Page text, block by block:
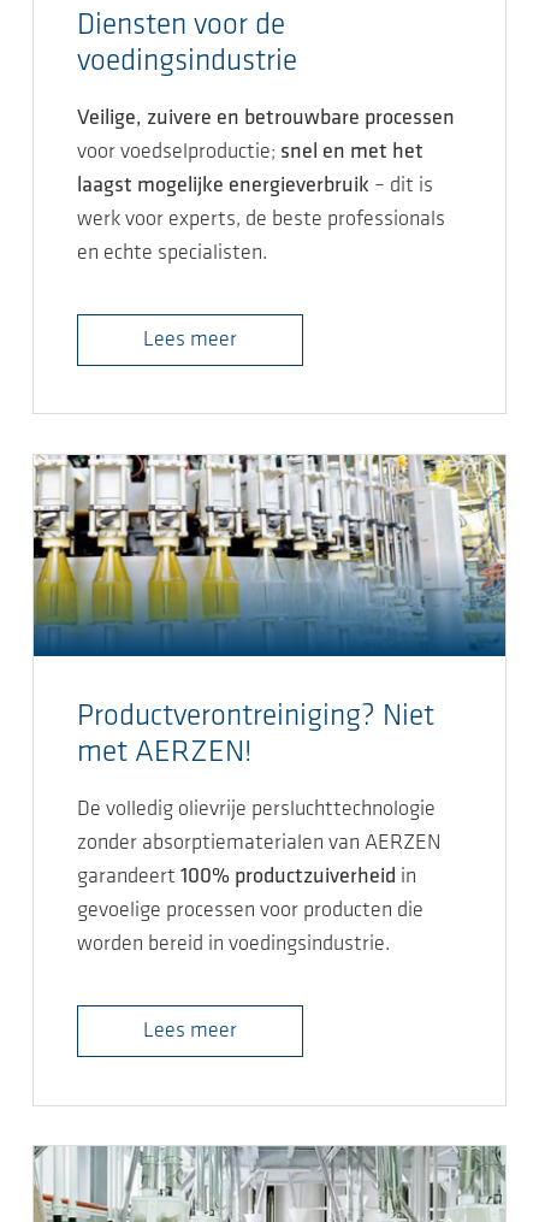
Diensten voor de
voedingsindustrie
Veilige, zuivere en betrouwbare processen
voor voedselproductie; snel en met het
laagst mogelijke energieverbruik – dit is
werk voor experts, de beste professionals
en echte specialisten.
Lees meer
Productverontreiniging? Niet
met AERZEN!
De volledig olievrije persluchttechnologie
zonder absorptiematerialen van AERZEN
garandeert 100% productzuiverheid in
gevoelige processen voor producten die
worden bereid in voedingsindustrie.
Lees meer